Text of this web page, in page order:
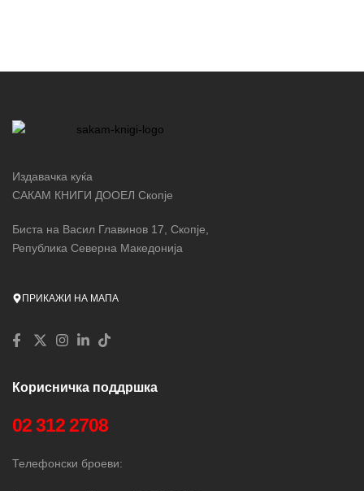
Издавачка куќа
САКАМ КНИГИ ДООЕЛ Скопје
Биста на Васил Главинов 17, Скопје,
Република Северна Македонија
ПРИКАЖИ НА МАПА
Корисничка поддршка
02 312 2708
Телефонски броеви: